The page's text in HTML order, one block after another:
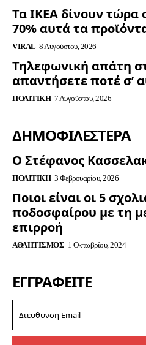
Τα ΙΚΕΑ δίνουν
70% αυτά τα
VIRAL 8 Αυγούστου, 2026
Τηλεφωνική απάτη
απαντήσετε ποτέ σ’
ΠΟΛΙΤΙΚΉ 7 Αυγούστου, 2026
ΔΗΜΟΦΙΛΈΣΤΕΡΑ
Ο Στέφανος
ΠΟΛΙΤΙΚΉ 3 Φεβρουαρίου, 2026
Ποιοι είναι οι 5
ποδοσφαίρου με τη
επιρροή
ΑΘΛΗΤΙΣΜΌΣ 1 Οκτωβρίου, 2024
ΕΓΓΡΑΦΕΊΤΕ